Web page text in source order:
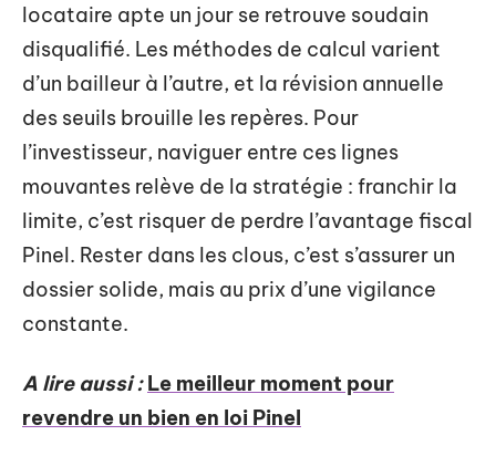
locataire apte un jour se retrouve soudain
disqualifié. Les méthodes de calcul varient
d’un bailleur à l’autre, et la révision annuelle
des seuils brouille les repères. Pour
l’investisseur, naviguer entre ces lignes
mouvantes relève de la stratégie : franchir la
limite, c’est risquer de perdre l’avantage fiscal
Pinel. Rester dans les clous, c’est s’assurer un
dossier solide, mais au prix d’une vigilance
constante.
A lire aussi : Le meilleur moment pour
revendre un bien en loi Pinel